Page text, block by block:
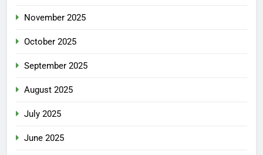
November 2025
October 2025
September 2025
August 2025
July 2025
June 2025